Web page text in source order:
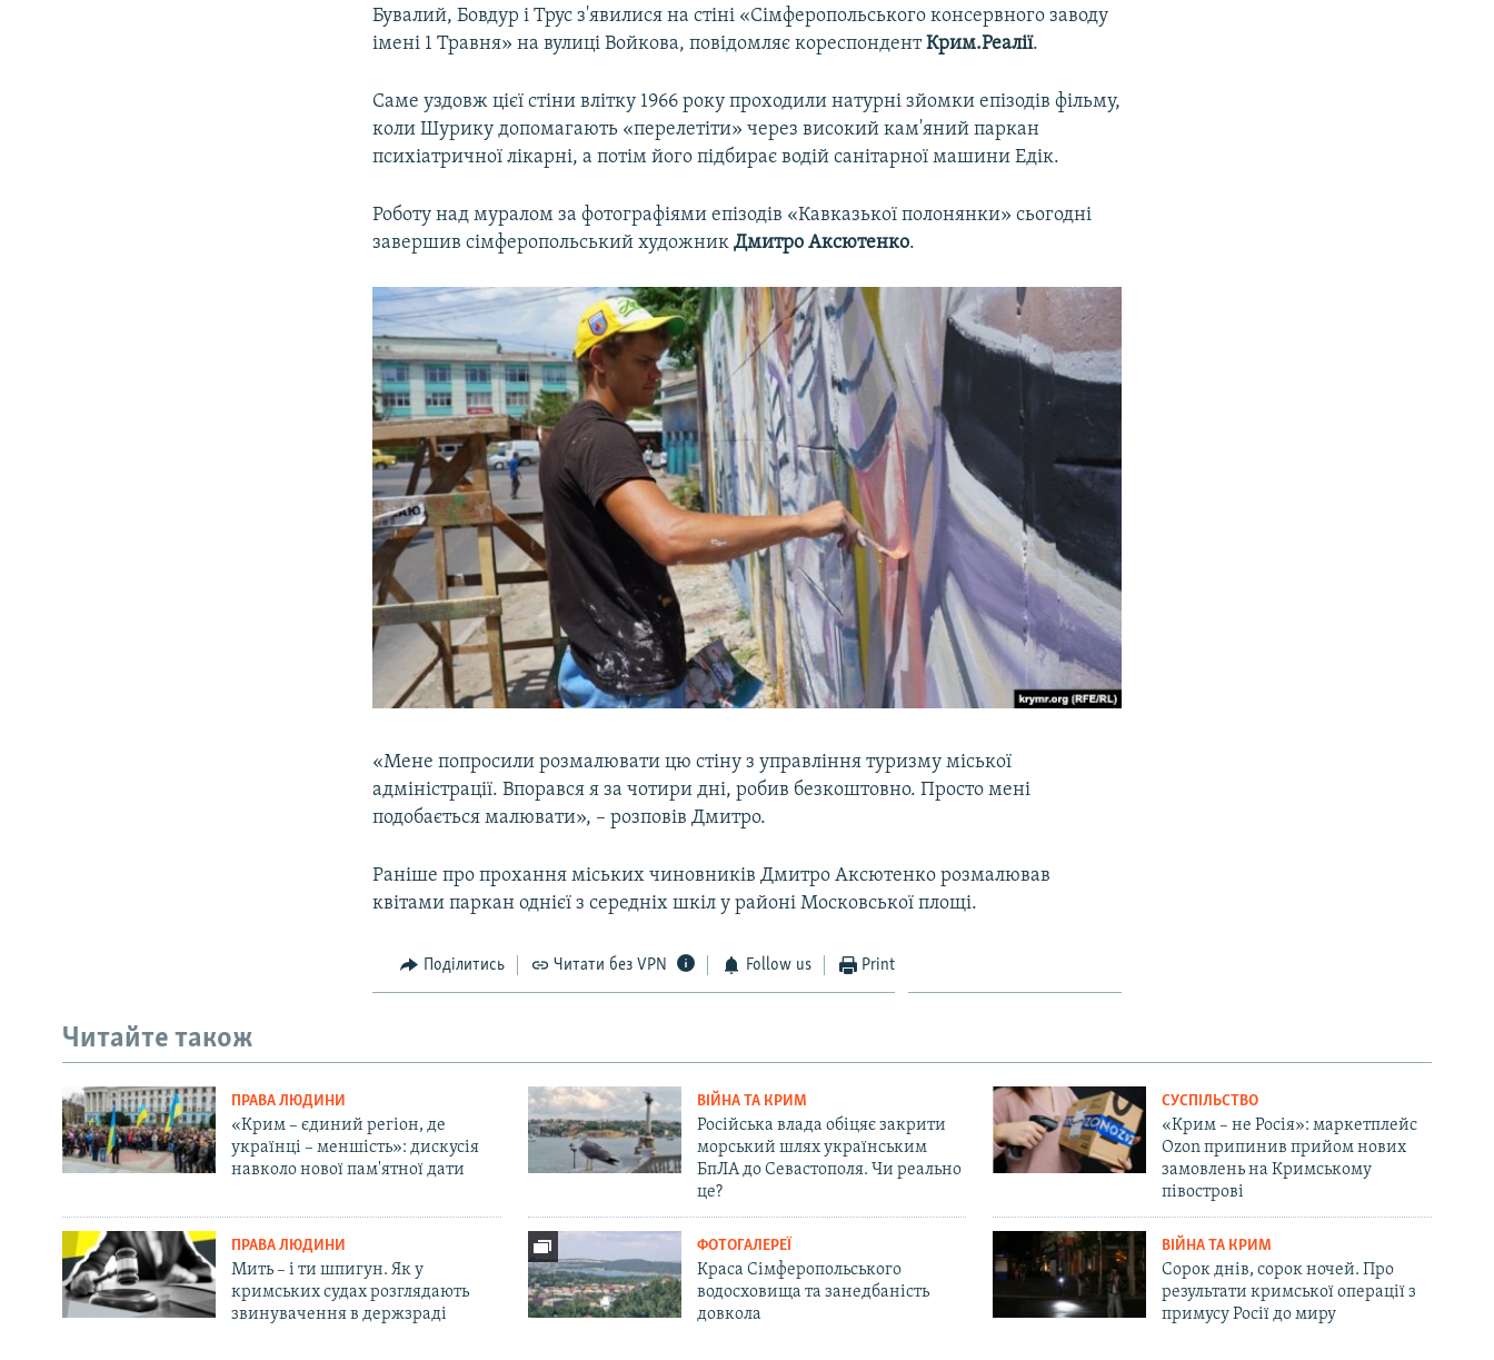
Бувалий, Бовдур і Трус з'явилися на стіні «Сімферопольського консервного заводу
імені 1 Травня» на вулиці Войкова, повідомляє кореспондентКрим.Реалії.
Саме уздовж цієї стіни влітку 1966 року проходили натурні зйомки епізодів фільму,
коли Шурику допомагають «перелетіти» через високий кам'яний паркан
психіатричної лікарні, а потім його підбирає водій санітарної машини Едік.
Роботу над муралом за фотографіями епізодів «Кавказької полонянки» сьогодні
завершив сімферопольський художникДмитро Аксютенко.
«Мене попросили розмалювати цю стіну з управління туризму міської
адміністрації. Впорався я за чотири дні, робив безкоштовно. Просто мені
подобається малювати», – розповів Дмитро.
Раніше про прохання міських чиновників Дмитро Аксютенко розмалював
квітами паркан однієї з середніх шкіл у районі Московської площі.
Поділитись Читати без VPN Follow us Print
Читайте також
ПРАВА ЛЮДИНИ
«Крим – єдиний регіон, де
українці – меншість»: дискусія
навколо нової пам'ятної дати
ВІЙНА ТА КРИМ
Російська влада обіцяє закрити
морський шлях українським
БпЛА до Севастополя. Чи реально
це?
СУСПІЛЬСТВО
«Крим – не Росія»: маркетплейс
Ozon припинив прийом нових
замовлень на Кримському
півострові
ПРАВА ЛЮДИНИ
Мить – і ти шпигун. Як у
кримських судах розглядають
звинувачення в держзраді
ФОТОГАЛЕРЕЇ
Краса Сімферопольського
водосховища та занедбаність
довкола
ВІЙНА ТА КРИМ
Сорок днів, сорок ночей. Про
результати кримської операції з
примусу Росії до миру